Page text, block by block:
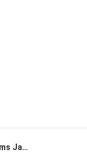
Ep. 60 - Streit mit Trump, Streit ums Jagen und andere Geschichten